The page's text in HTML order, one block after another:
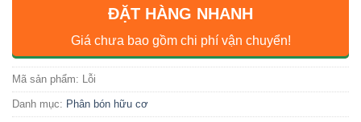
ĐẶT HÀNG NHANH
Giá chưa bao gồm chi phí vận chuyển!
Mã sản phẩm: Lỗi
Danh mục: Phân bón hữu cơ